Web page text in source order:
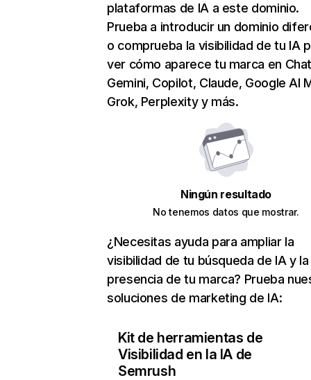
plataformas de IA a este dominio.
Prueba a introducir un dominio
o comprueba la visibilidad de tu IA
ver cómo aparece tu marca en
Gemini, Copilot, Claude, Google AI
Grok, Perplexity y más.
Ningún resultado
No tenemos datos que mostrar.
¿Necesitas ayuda para ampliar la
visibilidad de tu búsqueda de IA y la
presencia de tu marca? Prueba
soluciones de marketing de IA:
Kit de herramientas de
Visibilidad en la IA de
Semrush